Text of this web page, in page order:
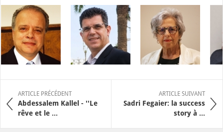
ARTICLE PRÉCÉDENT
Abdessalem Kallel - ''Le
rêve et le ...
ARTICLE SUIVANT
Sadri Fegaier: la success
story à ...